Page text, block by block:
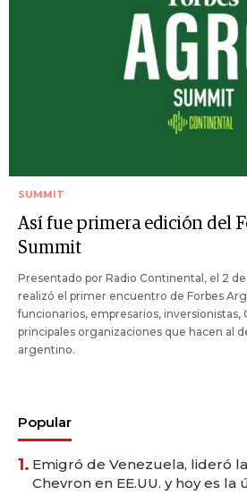
SUMMIT
Así fue primera edición del
Summit
Presentado por Radio Continental, el 2
realizó el primer encuentro de Forbes
funcionarios, empresarios, inversionistas,
principales organizaciones que hacen al
argentino.
Popular
1. Emigró de Venezuela, lideró
Chevron en EE.UU. y hoy es la